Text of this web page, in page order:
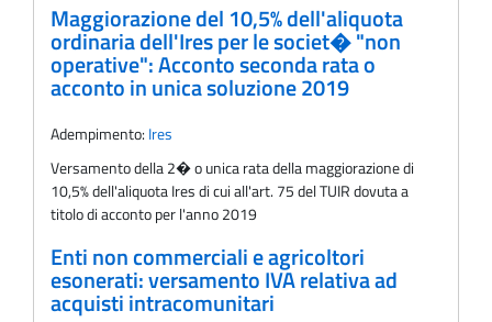
Maggiorazione del 10,5% dell'aliquota
ordinaria dell'Ires per le societ� "non
operative": Acconto seconda rata o
acconto in unica soluzione 2019
Adempimento: Ires
Versamento della 2� o unica rata della maggiorazione di
10,5% dell'aliquota Ires di cui all'art. 75 del TUIR dovuta a
titolo di acconto per l'anno 2019
Enti non commerciali e agricoltori
esonerati: versamento IVA relativa ad
acquisti intracomunitari